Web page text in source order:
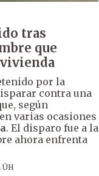
tras
que
por la
contra una
según
varias ocasiones
. El disparo fue a la
ahora enfrenta
ÚH